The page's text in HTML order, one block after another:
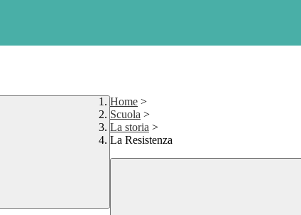
Home >
Scuola >
La storia >
La Resistenza